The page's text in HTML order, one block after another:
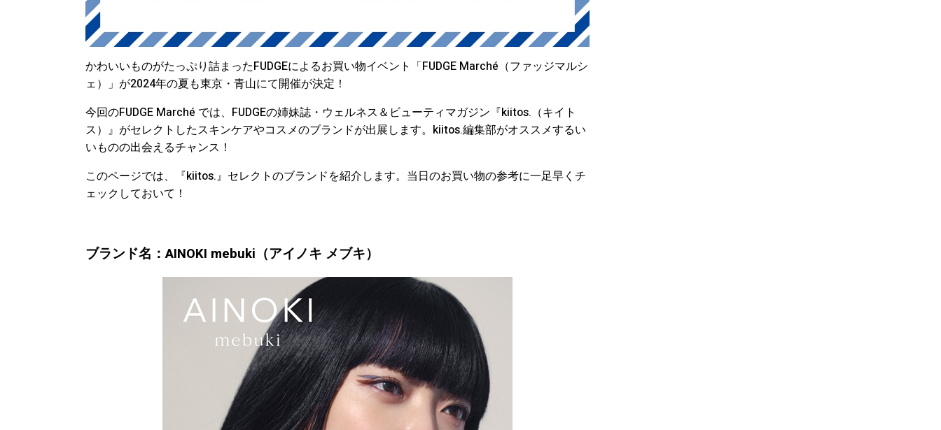
かわいいものがたっぷり詰まったFUDGEによるお買い物イベント「FUDGE Marché（ファッジマルシ
ェ）」が2024年の夏も東京・青山にて開催が決定！
今回のFUDGE Marché では、FUDGEの姉妹誌・ウェルネス＆ビューティマガジン『kiitos.（キイト
ス）』がセレクトしたスキンケアやコスメのブランドが出展します。kiitos.編集部がオススメするい
いものの出会えるチャンス！
このページでは、『kiitos.』セレクトのブランドを紹介します。当日のお買い物の参考に一足早くチ
ェックしておいて！
ブランド名：AINOKI mebuki（アイノキ メブキ）